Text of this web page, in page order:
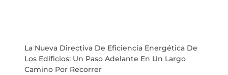
La Nueva Directiva De Eficiencia Energética De
Los Edificios: Un Paso Adelante En Un Largo
Camino Por Recorrer